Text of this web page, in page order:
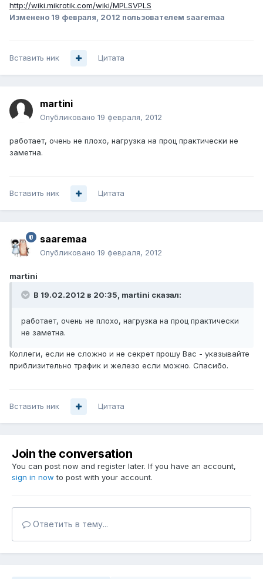
http://wiki.mikrotik.com/wiki/MPLSVPLS
Изменено 19 февраля, 2012 пользователем saaremaa
Вставить ник Цитата
martini
Опубликовано 19 февраля, 2012
работает, очень не плохо, нагрузка на проц практически не
заметна.
Вставить ник Цитата
saaremaa
Опубликовано 19 февраля, 2012
martini
В 19.02.2012 в 20:35, martini сказал:
работает, очень не плохо, нагрузка на проц практически
не заметна.
Коллеги, если не сложно и не секрет прошу Вас - указывайте
приблизительно трафик и железо если можно. Спасибо.
Вставить ник Цитата
Join the conversation
You can post now and register later. If you have an account,
sign in now to post with your account.
Ответить в тему...